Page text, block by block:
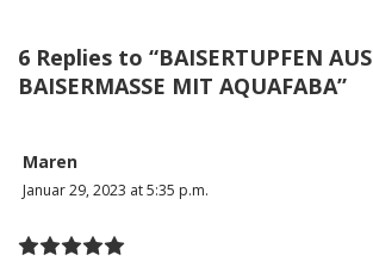
6 Replies to “BAISERTUPFEN AUS
BAISERMASSE MIT AQUAFABA”
Maren
Januar 29, 2023 at 5:35 p.m.